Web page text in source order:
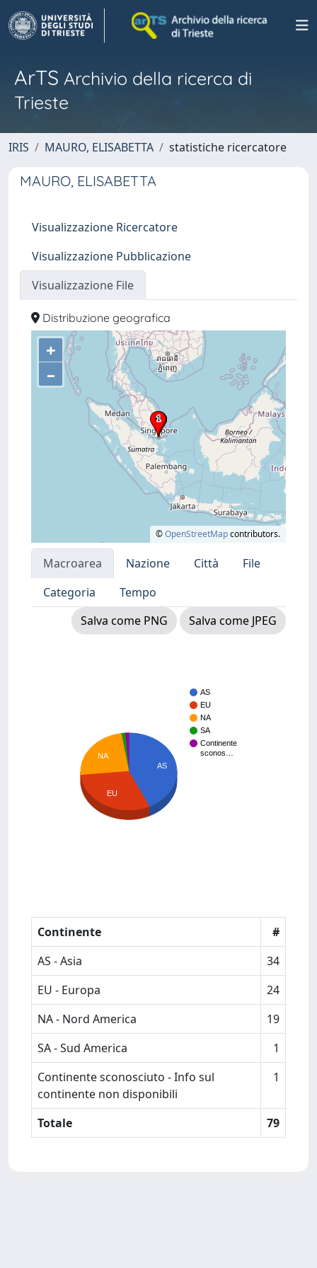
ArTS Archivio della ricerca di
Trieste
IRIS MAURO, ELISABETTA statistiche ricercatore
MAURO, ELISABETTA
Visualizzazione Ricercatore
Visualizzazione Pubblicazione
Visualizzazione File
Distribuzione geografica
+
–
©OpenStreetMapcontributors.
Macroarea Nazione Città
File
Categoria
Tempo
Salva come PNG
Salva come JPEG
AS
EU
NA
SA
Continente
sconos…
AS
NA
EU
Continente
#
AS - Asia
34
EU - Europa
24
NA - Nord America
19
SA - Sud America
1
Continente sconosciuto - Info sul
continente non disponibili
1
Totale 79